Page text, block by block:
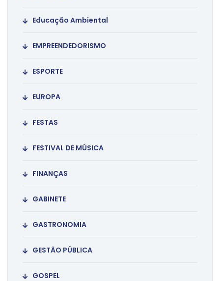
Educação Ambiental
EMPREENDEDORISMO
ESPORTE
EUROPA
FESTAS
FESTIVAL DE MÚSICA
FINANÇAS
GABINETE
GASTRONOMIA
GESTÃO PÚBLICA
GOSPEL